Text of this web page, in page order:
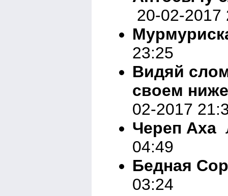
20-02-2017
23:25
Видяй
своем
02-2017
Череп Аха
04:49
Бедная
03:24